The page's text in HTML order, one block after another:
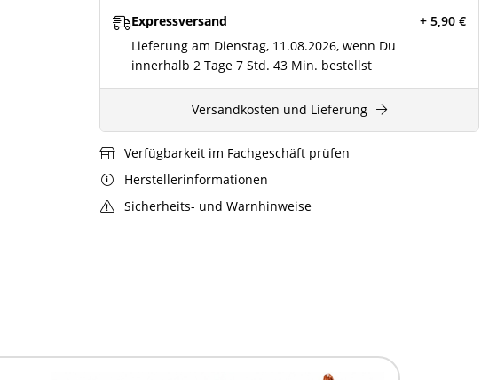
Expressversand + 5,90 €
Lieferung am Dienstag, 11.08.2026, wenn Du
innerhalb 2 Tage 7 Std. 43 Min. bestellst
Versandkosten und Lieferung
Verfügbarkeit im Fachgeschäft prüfen
Herstellerinformationen
Sicherheits- und Warnhinweise